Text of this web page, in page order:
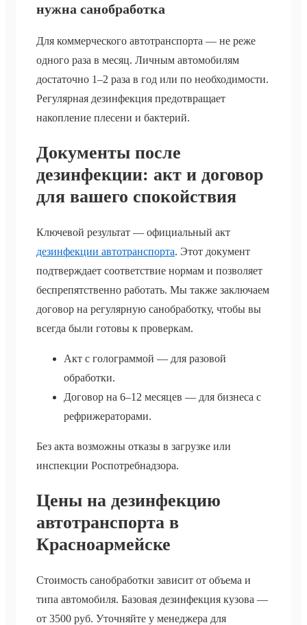
нужна санобработка
Для коммерческого автотранспорта — не реже
одного раза в месяц. Личным автомобилям
достаточно 1–2 раза в год или по необходимости.
Регулярная дезинфекция предотвращает
накопление плесени и бактерий.
Документы после
дезинфекции: акт и договор
для вашего спокойствия
Ключевой результат — официальный акт
дезинфекции автотранспорта. Этот документ
подтверждает соответствие нормам и позволяет
беспрепятственно работать. Мы также заключаем
договор на регулярную санобработку, чтобы вы
всегда были готовы к проверкам.
Акт с голограммой — для разовой
обработки.
Договор на 6–12 месяцев — для бизнеса с
рефрижераторами.
Без акта возможны отказы в загрузке или
инспекции Роспотребнадзора.
Цены на дезинфекцию
автотранспорта в
Красноармейске
Стоимость санобработки зависит от объема и
типа автомобиля. Базовая дезинфекция кузова —
от 3500 руб. Уточняйте у менеджера для